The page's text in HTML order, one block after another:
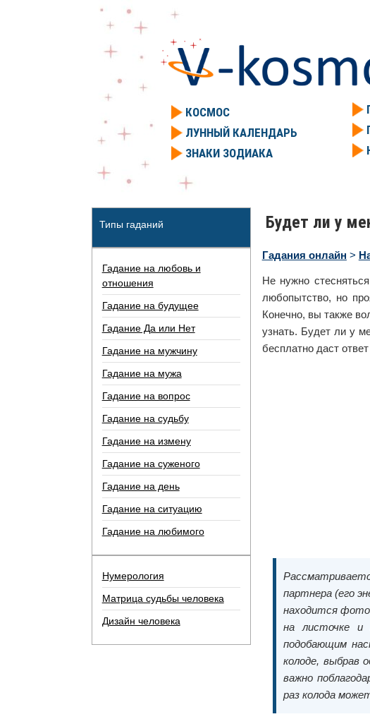
КОСМОС
ЛУННЫЙ КАЛЕНДАРЬ
ЗНАКИ ЗОДИАКА
Будет ли у
Гадания онлайн >
Не нужно
любопытство, но
Конечно, вы также
узнать. Будет ли у
бесплатно даст
партнера (его
находится
на листочке и
подобающим
колоде, выбрав
важно
раз колода
Типы гаданий
Гадание на любовь и
отношения
Гадание на будущее
Гадание Да или Нет
Гадание на мужчину
Гадание на мужа
Гадание на вопрос
Гадание на судьбу
Гадание на измену
Гадание на суженого
Гадание на день
Гадание на ситуацию
Гадание на любимого
Нумерология
Матрица судьбы человека
Дизайн человека